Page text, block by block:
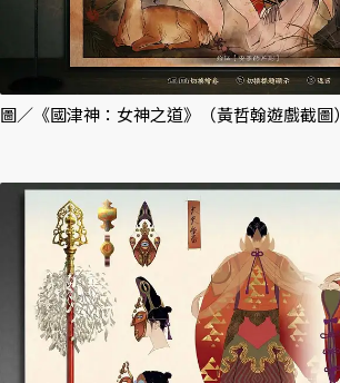
圖／《國津神：女神之道》（黃哲翰遊戲截圖）